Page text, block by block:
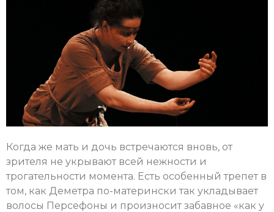
Когда же мать и дочь встречаются вновь, от
зрителя не укрывают всей нежности и
трогательности момента. Есть особенный трепет в
том, как Деметра по-матерински так укладывает
волосы Персефоны и произносит забавное «как у